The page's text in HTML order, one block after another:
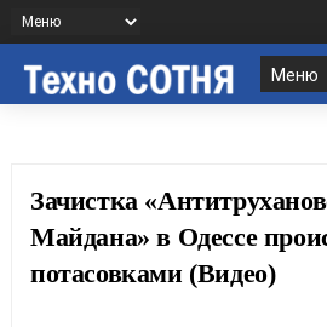
Зачистка
Майдана» в Одессе
потасовками (Видео)